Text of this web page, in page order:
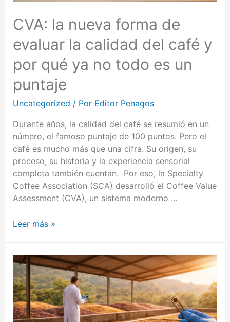
CVA: la nueva forma de
evaluar la calidad del café y
por qué ya no todo es un
puntaje
Uncategorized / Por Editor Penagos
Durante años, la calidad del café se resumió en un
número, el famoso puntaje de 100 puntos. Pero el
café es mucho más que una cifra. Su origen, su
proceso, su historia y la experiencia sensorial
completa también cuentan. Por eso, la Specialty
Coffee Association (SCA) desarrolló el Coffee Value
Assessment (CVA), un sistema moderno …
Leer más »